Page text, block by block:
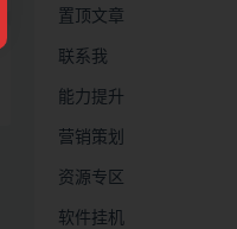
置顶文章
联系我
能力提升
营销策划
资源专区
软件挂机